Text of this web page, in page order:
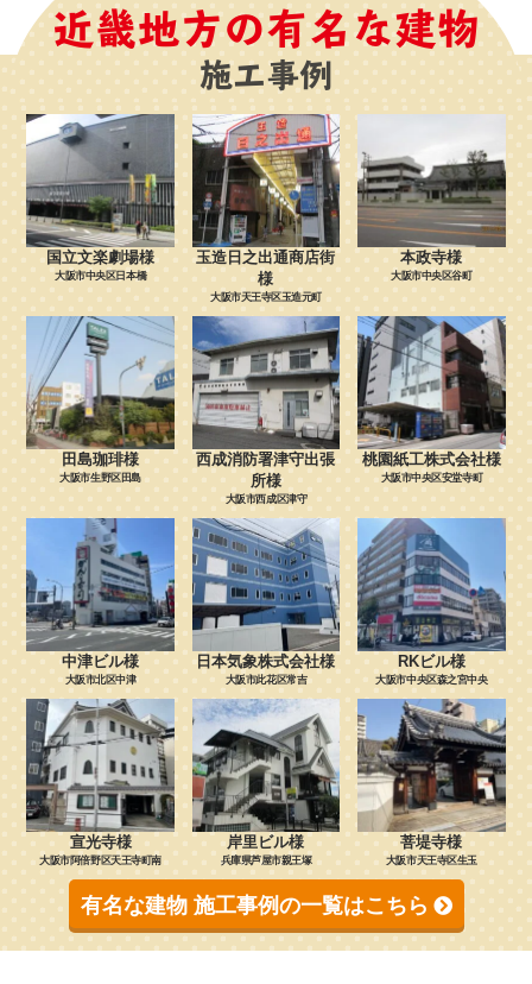
近畿地方の有名な建物
施工事例
国立文楽劇場様
大阪市中央区日本橋
玉造日之出通商店街
様
大阪市天王寺区玉造元町
本政寺様
大阪市中央区谷町
田島珈琲様
大阪市生野区田島
西成消防署津守出張
所様
大阪市西成区津守
桃園紙工株式会社様
大阪市中央区安堂寺町
中津ビル様
大阪市北区中津
日本気象株式会社様
大阪市此花区常吉
RKビル様
大阪市中央区森之宮中央
宣光寺様
大阪市阿倍野区天王寺町南
岸里ビル様
兵庫県芦屋市親王塚
菩堤寺様
大阪市天王寺区生玉
有名な建物 施工事例の一覧はこちら